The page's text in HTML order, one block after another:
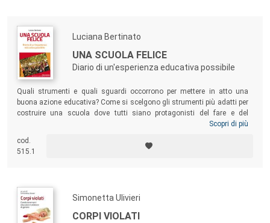
altrettante pellicole, dove il bullismo e il cyberbullismo vengono
scomposti e analizzati attraverso giochi e schede di lavoro.
Luciana Bertinato
UNA SCUOLA FELICE
Diario di un'esperienza educativa possibile
Quali strumenti e quali sguardi occorrono per mettere in atto una
buona azione educativa? Come si scelgono gli strumenti più adatti per
costruire una scuola dove tutti siano protagonisti del fare e del
pensare, dell’impegno e del gioco, del lavoro e della festa? Questo libro
è insieme uno splendido manuale di didattica e pedagogia, una
miniera di idee e pratiche da studiare e riprodurre ogni giorno nelle
Scopri di più
cod.
515.1
Simonetta Ulivieri
CORPI VIOLATI